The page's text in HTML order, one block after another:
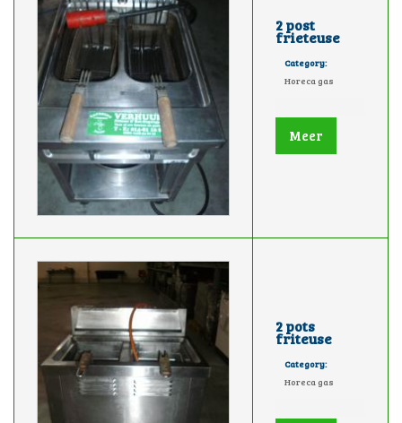
2 post
frieteuse
Category:
Horeca gas
Meer
2 pots
friteuse
Category:
Horeca gas